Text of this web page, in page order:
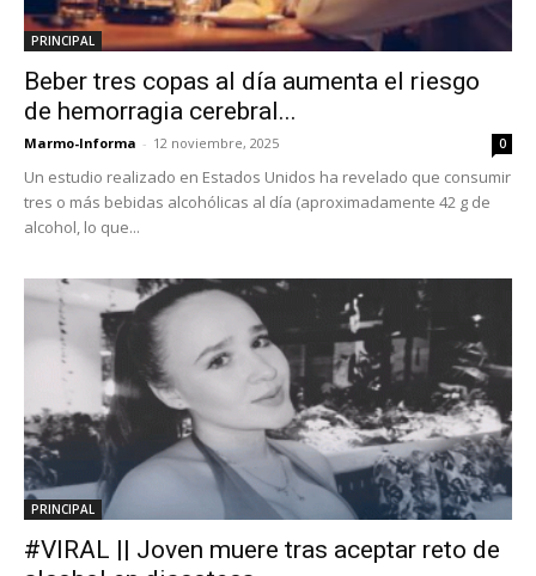
PRINCIPAL
Beber tres copas al día aumenta el riesgo
de hemorragia cerebral...
Marmo-Informa - 12 noviembre, 2025 0
Un estudio realizado en Estados Unidos ha revelado que consumir
tres o más bebidas alcohólicas al día (aproximadamente 42 g de
alcohol, lo que...
PRINCIPAL
#VIRAL || Joven muere tras aceptar reto de